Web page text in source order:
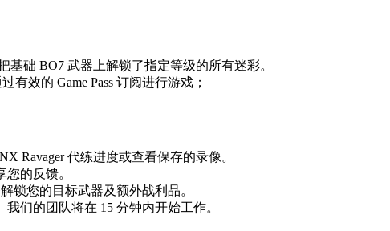
基础 BO7 武器上解锁了指定等级的所有迷彩。
有效的 Game Pass 订阅进行游戏；
Ravager 代练进度或查看保存的录像。
您的反馈。
锁您的目标武器及额外战利品。
们的团队将在 15 分钟内开始工作。